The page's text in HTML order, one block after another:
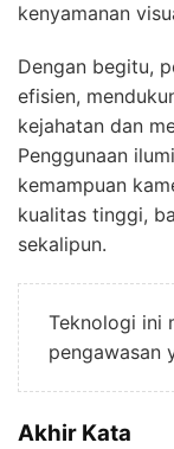
kenyamanan
Dengan begitu,
efisien,
kejahatan dan
Penggunaan
kemampuan
kualitas tinggi,
sekalipun.
Teknologi ini
pengawasan
Akhir Kata